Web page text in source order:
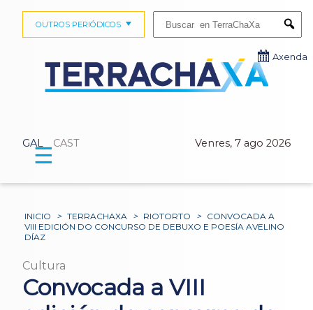
GAL CAST Venres, 7 ago 2026
OUTROS PERIÓDICOS
Axenda
☰
INICIO > TERRACHAXA > RIOTORTO > CONVOCADA A
VIII EDICIÓN DO CONCURSO DE DEBUXO E POESÍA AVELINO
DÍAZ
Cultura
Convocada a VIII